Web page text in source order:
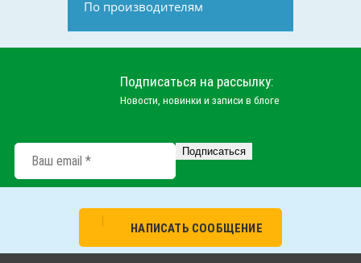
По производителям
Подписаться на рассылку:
Новости, новинки и записи в блоге
НАПИСАТЬ СООБЩЕНИЕ